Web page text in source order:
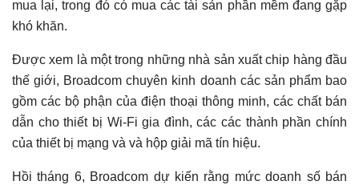
mua lại, trong đó có mua các tài sản phần mềm đang gặp
khó khăn.
Được xem là một trong những nhà sản xuất chip hàng đầu
thế giới, Broadcom chuyên kinh doanh các sản phẩm bao
gồm các bộ phận của điện thoại thông minh, các chất bán
dẫn cho thiết bị Wi-Fi gia đình, các các thành phần chính
của thiết bị mạng và và hộp giải mã tín hiệu.
Hồi tháng 6, Broadcom dự kiến rằng mức doanh số bán